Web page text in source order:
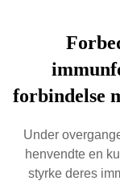
forbindelse
Under
henvendte en
styrke deres